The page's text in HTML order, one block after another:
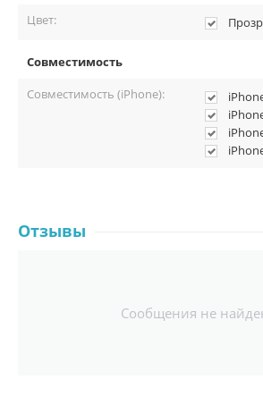
Цвет:
Совместимость
Совместимость (iPhone):
Отзывы
Сообщения не